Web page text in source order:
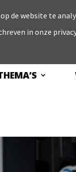
de website te
in onze